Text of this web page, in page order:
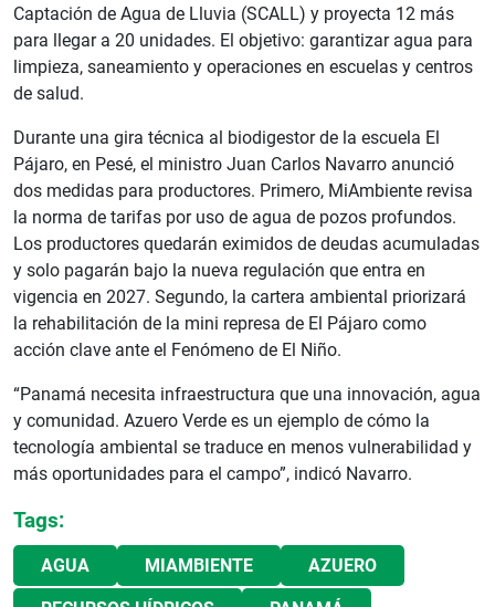
Captación de Agua de Lluvia (SCALL) y proyecta 12 más
para llegar a 20 unidades. El objetivo: garantizar agua para
limpieza, saneamiento y operaciones en escuelas y centros
de salud.
Durante una gira técnica al biodigestor de la escuela El
Pájaro, en Pesé, el ministro Juan Carlos Navarro anunció
dos medidas para productores. Primero, MiAmbiente revisa
la norma de tarifas por uso de agua de pozos profundos.
Los productores quedarán eximidos de deudas acumuladas
y solo pagarán bajo la nueva regulación que entra en
vigencia en 2027. Segundo, la cartera ambiental priorizará
la rehabilitación de la mini represa de El Pájaro como
acción clave ante el Fenómeno de El Niño.
“Panamá necesita infraestructura que una innovación, agua
y comunidad. Azuero Verde es un ejemplo de cómo la
tecnología ambiental se traduce en menos vulnerabilidad y
más oportunidades para el campo”, indicó Navarro.
Tags:
AGUA MIAMBIENTE AZUERO